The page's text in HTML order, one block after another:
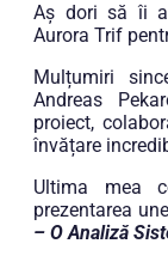
Aș dori să îi
Aurora Trif
Mulțumiri
Andreas
proiect,
învățare
Ultima mea
prezentarea
– O Analiză